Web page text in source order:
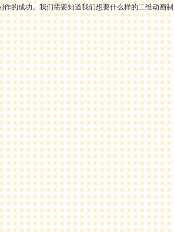
的成功。我们需要知道我们想要什么样的二维动画制